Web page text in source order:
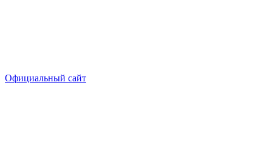
Официальный сайт